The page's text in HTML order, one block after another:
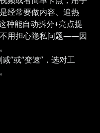
经常要做内容、追热
种能自动拆分+亮点提
用担心隐私问题——因
”或“变速”，选对工